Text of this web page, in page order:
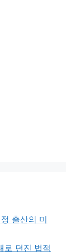
출산의 미
로 던진 법적